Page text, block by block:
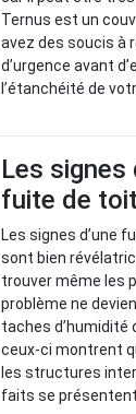
Ternus est un
avez des soucis à
d’urgence avant
l’étanchéité de
Les signes
fuite de
Les signes d’une
sont bien
trouver même les
problème ne
taches d’humidité
ceux-ci montrent
les structures
faits se présentent.